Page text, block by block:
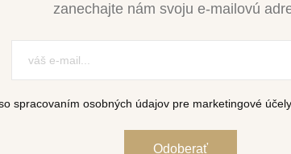
zanechajte nám svoju e-mailovú
spracovaním osobných údajov pre marketingové